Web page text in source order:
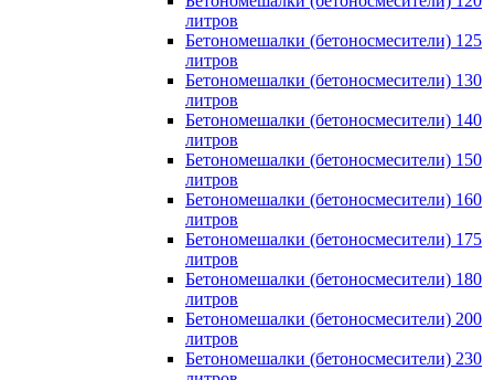
литров
Бетономешалки (бетоносмесители) 125
литров
Бетономешалки (бетоносмесители) 130
литров
Бетономешалки (бетоносмесители) 140
литров
Бетономешалки (бетоносмесители) 150
литров
Бетономешалки (бетоносмесители) 160
литров
Бетономешалки (бетоносмесители) 175
литров
Бетономешалки (бетоносмесители) 180
литров
Бетономешалки (бетоносмесители) 200
литров
Бетономешалки (бетоносмесители) 230